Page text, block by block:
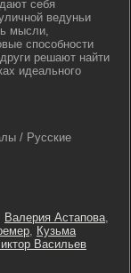
себя
ведуньи
мысли,
способности
решают найти
идеального
/ Русские
Валерия Астапова,
, Кузьма
Васильев